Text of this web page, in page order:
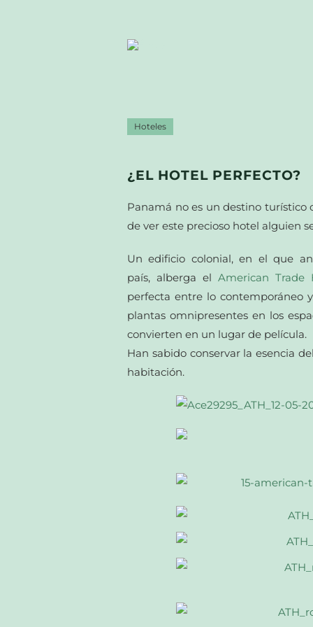
Hoteles
¿EL HOTEL PERFECTO?
Panamá no es un destino turístico
de ver este precioso hotel alguien
Un edificio colonial, en el que
país, alberga el American Trade
perfecta entre lo contemporáneo
plantas omnipresentes en los
convierten en un lugar de película.
Han sabido conservar la esencia
habitación.